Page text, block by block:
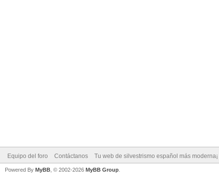
Equipo del foro Contáctanos Tu web de silvestrismo español más moderna¡
Powered By MyBB , © 2002-2026 MyBB Group